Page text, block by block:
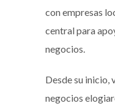
con empresas
central para
negocios.
Desde su inicio,
negocios